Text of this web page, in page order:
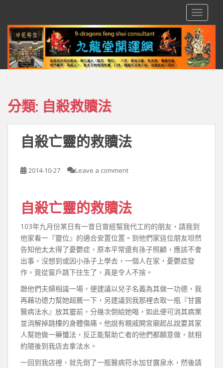
分類: 自殺救贖法
自殺亡靈的救贖法
2014-10-27 Leave a comment
自殺亡靈的救贖法
103年九月份某日有一昔日曾經幫我代工的的朋友，請我到
他家看一『靈位』的適合安置位置。到他們家這位朋友坦然
告知他太太得了憂鬱症，原本平常還有孫子照顧，應該不會
出事，沒想到或因小孫子上學去，一個人在家，憂鬱症發
作，竟從窗戶跳下往生了，真是令人不捨。
跟他們夫婦相識一場，便建議以兒子名義為其做一功德，我
再藉功德力幫她超薦一下，另建議到我那裡去取一瓶『甘露
醫病法水』放其靈前，分幾次倒給她喝，如此便可消其病業
並消解掉跳樓的身體傷痛。他說有親戚開宮廟起乩說要其家
人幫她做一藥懺法，反正能幫助亡者的他們都願意做，就相
約隨後到我店去拿法水。
一回到我店裡，就先倒了一瓶醫病符水加甘露泉水，然後請